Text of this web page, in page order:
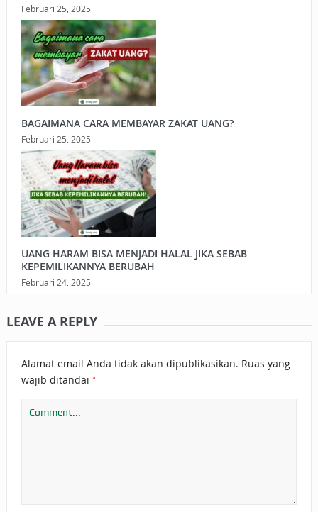
Februari 25, 2025
BAGAIMANA CARA MEMBAYAR ZAKAT UANG?
Februari 25, 2025
UANG HARAM BISA MENJADI HALAL JIKA SEBAB
KEPEMILIKANNYA BERUBAH
Februari 24, 2025
LEAVE A REPLY
Alamat email Anda tidak akan dipublikasikan. Ruas yang
wajib ditandai *